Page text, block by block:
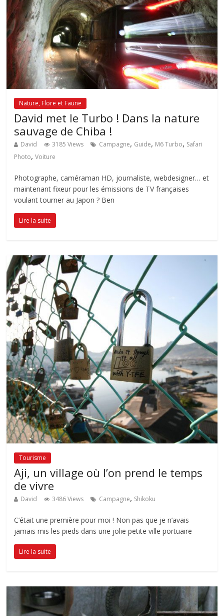
Nature, Flore et Faune
David met le Turbo ! Dans la nature
sauvage de Chiba !
David 3185 Views Campagne, Guide, M6 Turbo, Safari
Photo,Voiture
Photographe, caméraman HD, journaliste, webdesigner… et
maintenant fixeur pour les émissions de TV françaises
voulant tourner au Japon ? Ben
Lire la suite
Tourisme
Aji, un village où l’on prend le temps
de vivre
David 3486 Views Campagne, Shikoku
C’était une première pour moi ! Non pas que je n’avais
jamais mis les pieds dans une jolie petite ville portuaire
Lire la suite